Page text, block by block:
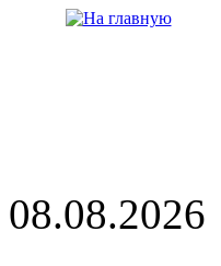
08.08.2026